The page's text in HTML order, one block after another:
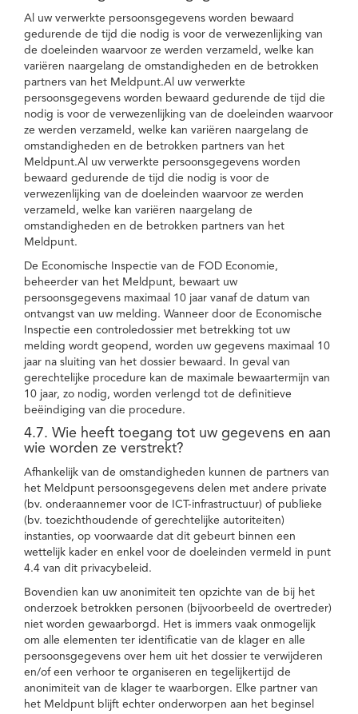
Al uw verwerkte persoonsgegevens worden bewaard
gedurende de tijd die nodig is voor de verwezenlijking van
de doeleinden waarvoor ze werden verzameld, welke kan
variëren naargelang de omstandigheden en de betrokken
partners van het Meldpunt.Al uw verwerkte
persoonsgegevens worden bewaard gedurende de tijd die
nodig is voor de verwezenlijking van de doeleinden waarvoor
ze werden verzameld, welke kan variëren naargelang de
omstandigheden en de betrokken partners van het
Meldpunt.Al uw verwerkte persoonsgegevens worden
bewaard gedurende de tijd die nodig is voor de
verwezenlijking van de doeleinden waarvoor ze werden
verzameld, welke kan variëren naargelang de
omstandigheden en de betrokken partners van het
Meldpunt.
De Economische Inspectie van de FOD Economie,
beheerder van het Meldpunt, bewaart uw
persoonsgegevens maximaal 10 jaar vanaf de datum van
ontvangst van uw melding. Wanneer door de Economische
Inspectie een controledossier met betrekking tot uw
melding wordt geopend, worden uw gegevens maximaal 10
jaar na sluiting van het dossier bewaard. In geval van
gerechtelijke procedure kan de maximale bewaartermijn van
10 jaar, zo nodig, worden verlengd tot de definitieve
beëindiging van die procedure.
4.7. Wie heeft toegang tot uw gegevens en aan
wie worden ze verstrekt?
Afhankelijk van de omstandigheden kunnen de partners van
het Meldpunt persoonsgegevens delen met andere private
(bv. onderaannemer voor de ICT-infrastructuur) of publieke
(bv. toezichthoudende of gerechtelijke autoriteiten)
instanties, op voorwaarde dat dit gebeurt binnen een
wettelijk kader en enkel voor de doeleinden vermeld in punt
4.4 van dit privacybeleid.
Bovendien kan uw anonimiteit ten opzichte van de bij het
onderzoek betrokken personen (bijvoorbeeld de overtreder)
niet worden gewaarborgd. Het is immers vaak onmogelijk
om alle elementen ter identificatie van de klager en alle
persoonsgegevens over hem uit het dossier te verwijderen
en/of een verhoor te organiseren en tegelijkertijd de
anonimiteit van de klager te waarborgen. Elke partner van
het Meldpunt blijft echter onderworpen aan het beginsel